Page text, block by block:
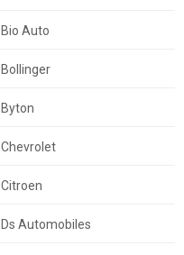
Bio Auto
Bollinger
Byton
Chevrolet
Citroen
Ds Automobiles